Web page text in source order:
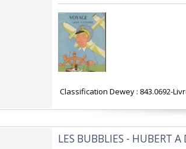
Classification Dewey : 843.0692-
‎LES BUBBLIES - HUBERT A